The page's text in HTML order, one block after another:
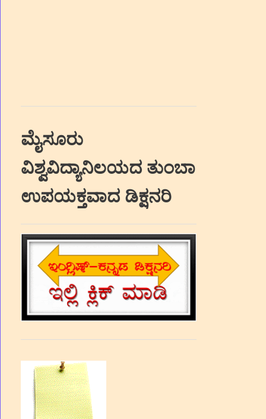
ಮೈಸೂರು
ವಿಶ್ವವಿದ್ಯಾನಿಲಯದ ತುಂಬಾ
ಉಪಯಕ್ತವಾದ ಡಿಕ್ಷನರಿ